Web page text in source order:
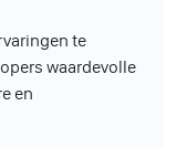
te
waardevolle
en